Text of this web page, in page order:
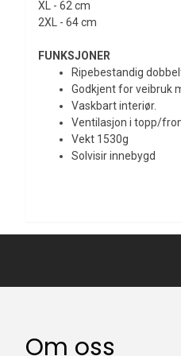
XL - 62 cm
2XL - 64 cm
FUNKSJONER
Ripebestandig
Godkjent for veibruk
Vaskbart interiør.
Ventilasjon i topp/
Vekt 1530g
Solvisir innebygd
Om oss